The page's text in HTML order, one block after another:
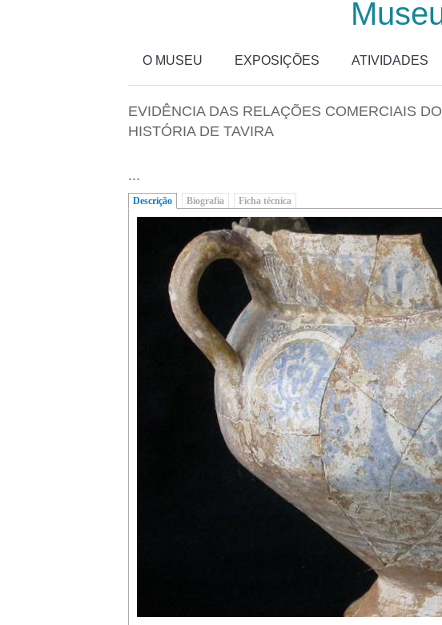
O MUSEU EXPOSIÇÕES ATIVIDADES
EVIDÊNCIA DAS RELAÇÕES COMERCIAIS
HISTÓRIA DE TAVIRA
...
Descrição (separador ativo)
Biografia Ficha técnica